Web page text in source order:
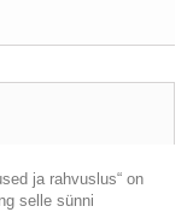
ja rahvuslus“ on
selle sünni